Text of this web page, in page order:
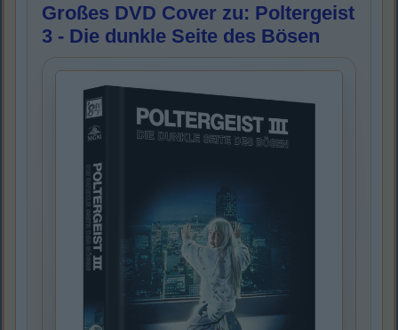
Großes DVD Cover zu: Poltergeist
3 - Die dunkle Seite des Bösen